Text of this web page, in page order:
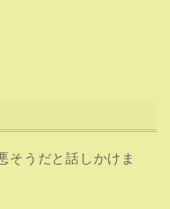
そうだと話しかけま